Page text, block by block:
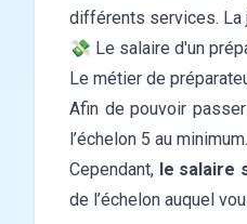
différents services. La
💸 Le salaire d'un
Le métier de
Afin de pouvoir
l’échelon 5 au
Cependant, le salaire
de l’échelon auquel